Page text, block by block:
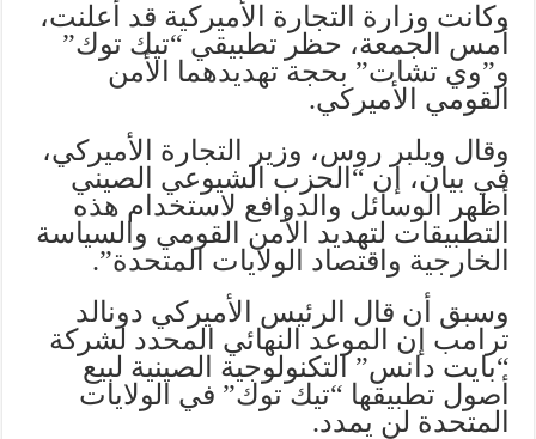
وكانت وزارة التجارة الأميركية قد أعلنت،
أمس الجمعة، حظر تطبيقي “تيك توك”
و”وي تشات” بحجة تهديدهما الأمن
القومي الأميركي.
وقال ويلبر روس، وزير التجارة الأميركي،
في بيان، إن “الحزب الشيوعي الصيني
أظهر الوسائل والدوافع لاستخدام هذه
التطبيقات لتهديد الأمن القومي والسياسة
الخارجية واقتصاد الولايات المتحدة”.
وسبق أن قال الرئيس الأميركي دونالد
ترامب إن الموعد النهائي المحدد لشركة
“بايت دانس” التكنولوجية الصينية لبيع
أصول تطبيقها “تيك توك” في الولايات
المتحدة لن يمدد.